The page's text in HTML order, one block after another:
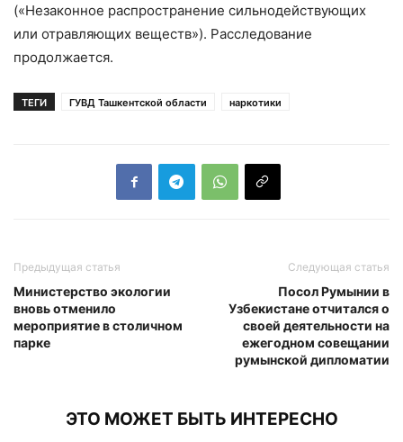
(«Незаконное распространение сильнодействующих
или отравляющих веществ»). Расследование
продолжается.
ТЕГИ ГУВД Ташкентской области наркотики
Предыдущая статья
Министерство экологии
вновь отменило
мероприятие в столичном
парке
Следующая статья
Посол Румынии в
Узбекистане отчитался о
своей деятельности на
ежегодном совещании
румынской дипломатии
ЭТО МОЖЕТ БЫТЬ ИНТЕРЕСНО